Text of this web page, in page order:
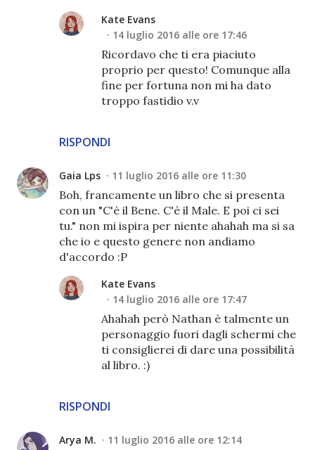
RISPONDI
Kate Evans
14 luglio 2016 alle ore 17:46
Ricordavo che ti era piaciuto
proprio per questo! Comunque alla
fine per fortuna non mi ha dato
troppo fastidio v.v
Gaia Lps 11 luglio 2016 alle ore 11:30
Boh, francamente un libro che si presenta
con un "C'è il Bene. C'è il Male. E poi ci sei
tu." non mi ispira per niente ahahah ma si sa
che io e questo genere non andiamo
d'accordo :P
RISPONDI
Kate Evans
14 luglio 2016 alle ore 17:47
Ahahah però Nathan è talmente un
personaggio fuori dagli schermi che
ti consiglierei di dare una possibilità
al libro. :)
Arya M. 11 luglio 2016 alle ore 12:14